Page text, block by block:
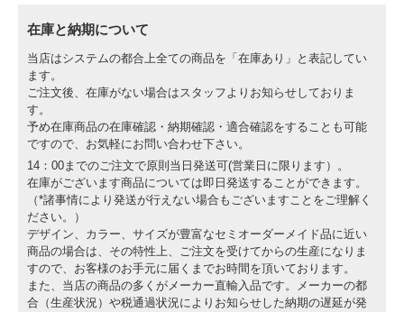
在庫と納期について
当店はシステムの都合上全ての商品を「在庫あり」と表記してい
ます。
ご注文後、在庫がない場合はスタッフよりお知らせしておりま
す。
予め在庫商品の在庫確認・納期確認・適合確認をすることも可能
ですので、お気軽にお問い合わせ下さい。
14：00までのご注文で原則当日発送可(営業日に限ります）。
在庫がございます商品については即日発送することができます。
（*諸事情により発送が行えない場合もございますことをご理解く
ださい。）
デザイン、カラー、サイズが豊富なセミオーダーメイド品に近い
商品の場合は、その特性上、ご注文を受けてからの生産になりま
すので、お客様のお手元に届くまでお時間を頂いております。
また、当店の商品の多くがメーカー直輸入品です。メーカーの都
合（生産状況）や税通過状況によりお知らせした納期の遅延が発